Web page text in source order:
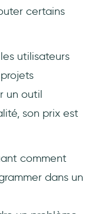
certains
utilisateurs
un outil
son prix est
comment
dans un